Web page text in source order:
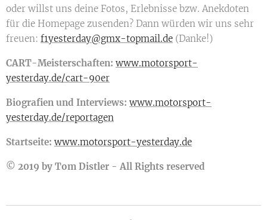
oder willst uns deine Fotos, Erlebnisse bzw. Anekdoten
für die Homepage zusenden? Dann würden wir uns sehr
freuen: f1yesterday@gmx-topmail.de (Danke!)
CART-Meisterschaften: www.motorsport-
yesterday.de/cart-90er
Biografien und Interviews: www.motorsport-
yesterday.de/reportagen
Startseite: www.motorsport-yesterday.de
© 2019 by Tom Distler - All Rights reserved